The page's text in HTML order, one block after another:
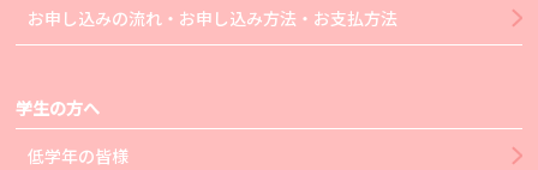
お申し込みの流れ・お申し込み方法・お支払方法
学生の方へ
低学年の皆様